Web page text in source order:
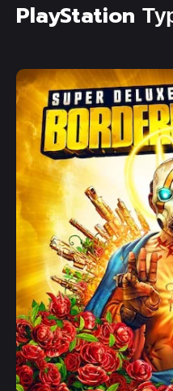
PlayStation